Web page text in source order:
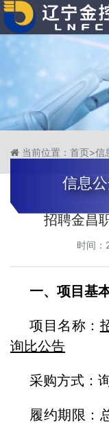
信息
当前位置： 首页>信
招聘金昌
时间
一、项目基
项目名称：
询比公告
采购方式：
履约期限：